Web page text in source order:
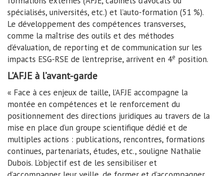
spécialisés, universités, etc.) et l’auto-formation (51 %).
Le développement des compétences transverses,
comme la maîtrise des outils et des méthodes
d’évaluation, de reporting et de communication sur les
impacts ESG-RSE de l’entreprise, arrivent en 4e position.
L’AFJE à l’avant-garde
« Face à ces enjeux de taille, l’AFJE accompagne la
montée en compétences et le renforcement du
positionnement des directions juridiques au travers de la
mise en place d’un groupe scientifique dédié et de
multiples actions : publications, rencontres, formations
continues, partenariats, études, etc., souligne Nathalie
Dubois. L’objectif est de les sensibiliser et